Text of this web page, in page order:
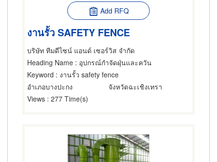
Add RFQ
งานรั้ว SAFETY FENCE
บริษัท ทีมดีไซน์ แอนด์ เซอร์วิส จำกัด
Heading Name : อุปกรณ์กำจัดฝุ่นและควัน
Keyword : งานรั้ว safety fence
อำเภอบางปะกง
จังหวัดฉะเชิงเทรา
Views : 277 Time(s)